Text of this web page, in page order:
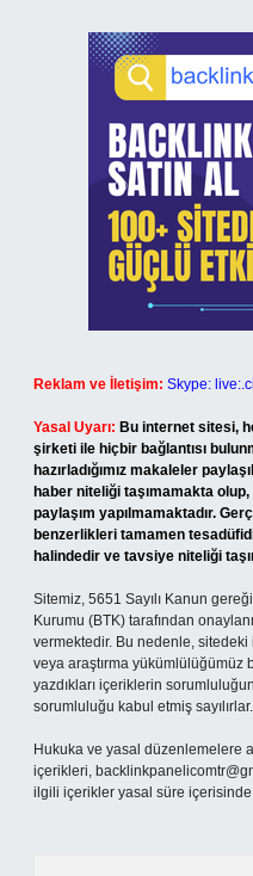
Reklam ve İletişim: Skype:
Yasal Uyarı: Bu internet sitesi,
şirketi ile hiçbir bağlantısı
hazırladığımız makaleler
haber niteliği taşımamakta
paylaşım yapılmamaktadır.
benzerlikleri tamamen
halindedir ve tavsiye niteliği
Sitemiz, 5651 Sayılı Kanun
Kurumu (BTK) tarafından
vermektedir. Bu nedenle,
veya araştırma yükümlülüğümüz
yazdıkları içeriklerin
sorumluluğu kabul etmiş sayılırlar.
Hukuka ve yasal düzenlemelere
içerikleri,
ilgili içerikler yasal süre içerisinde